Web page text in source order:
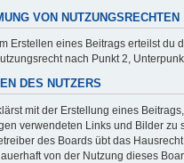
VON NUTZUNGSRECHTEN
Erstellen eines Beitrags erteilst
nach Punkt 2,
DES NUTZERS
mit der Erstellung eines
verwendeten Links und Bilder zu
des Boards übt das
von der Nutzung dieses